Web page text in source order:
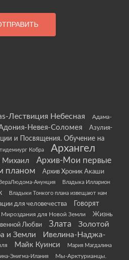
Лествиция Небесная
Адама-
Невея-Соломея
Азулия-
и Посвящения. Обучение на
Кобра
Архангел
Михаил
Архив-Мои первые
планом
Архив Хроник Акаши
ВераЛюдома-Анунция Владыка Илларион
Владыки Тонкого плана извещают нам
для человечества
Говорят
Мироздания для Новой Земли
Жизнь
Любви
Злата
Золотой
и Земли
Ивелина-Наджа-
Майк Куинси Мария Магдалина
Энигма-Илания
Мы-Арктурианцы.